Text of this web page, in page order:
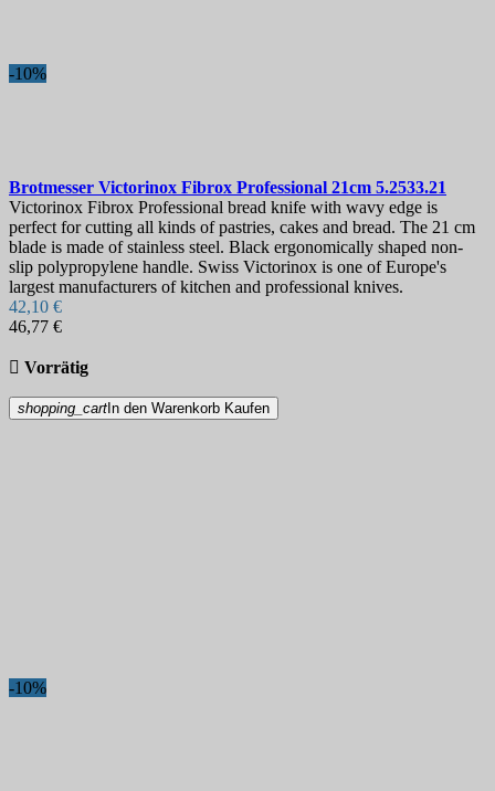
-10%
Brotmesser Victorinox Fibrox Professional 21cm 5.2533.21
Victorinox Fibrox Professional bread knife with wavy edge is
perfect for cutting all kinds of pastries, cakes and bread. The 21 cm
blade is made of stainless steel. Black ergonomically shaped non-
slip polypropylene handle. Swiss Victorinox is one of Europe's
largest manufacturers of kitchen and professional knives.
42,10 €
46,77 €
 Vorrätig
shopping_cart In den Warenkorb Kaufen
-10%